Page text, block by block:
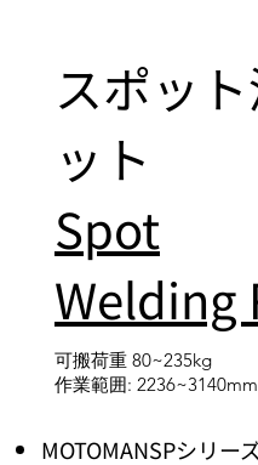
MOTOMANSPシリー
スポッ
ット
Spot
Welding
可搬荷重 80~235kg
作業範囲: 2236~3140mm